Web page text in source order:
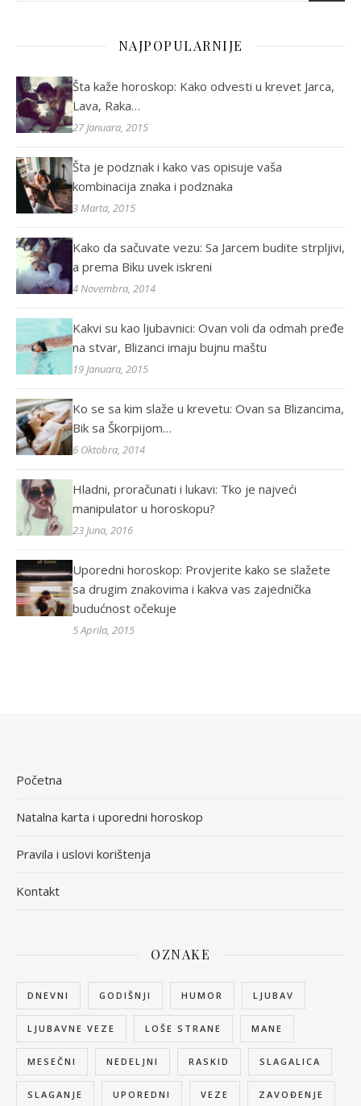
NAJPOPULARNIJE
Šta kaže horoskop: Kako odvesti u krevet Jarca,
Lava, Raka…
27 Januara, 2015
Šta je podznak i kako vas opisuje vaša
kombinacija znaka i podznaka
3 Marta, 2015
Kako da sačuvate vezu: Sa Jarcem budite strpljivi,
a prema Biku uvek iskreni
4 Novembra, 2014
Kakvi su kao ljubavnici: Ovan voli da odmah pređe
na stvar, Blizanci imaju bujnu maštu
19 Januara, 2015
Ko se sa kim slaže u krevetu: Ovan sa Blizancima,
Bik sa Škorpijom…
6 Oktobra, 2014
Hladni, proračunati i lukavi: Tko je najveći
manipulator u horoskopu?
23 Juna, 2016
Uporedni horoskop: Provjerite kako se slažete
sa drugim znakovima i kakva vas zajednička
budućnost očekuje
5 Aprila, 2015
Početna
Natalna karta i uporedni horoskop
Pravila i uslovi korištenja
Kontakt
OZNAKE
DNEVNI GODIŠNJI HUMOR LJUBAV
LJUBAVNE VEZE LOŠE STRANE MANE
MESEČNI NEDELJNI RASKID SLAGALICA
SLAGANJE UPOREDNI VEZE ZAVOĐENJE